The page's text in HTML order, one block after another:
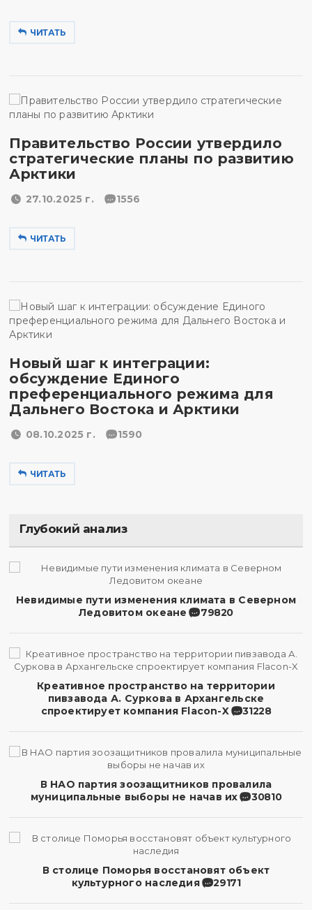
ЧИТАТЬ
Правительство России утвердило
стратегические планы по развитию
Арктики
27.10.2025 г. 1556
ЧИТАТЬ
Новый шаг к интеграции:
обсуждение Единого
преференциального режима для
Дальнего Востока и Арктики
08.10.2025 г. 1590
ЧИТАТЬ
Глубокий анализ
Невидимые пути изменения климата в Северном
Ледовитом океане
79820
Креативное пространство на территории
пивзавода А. Суркова в Архангельске
спроектирует компания Flacon-X
31228
В НАО партия зоозащитников провалила
муниципальные выборы не начав их
30810
В столице Поморья восстановят объект
культурного наследия
29171